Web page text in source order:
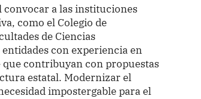
a las instituciones
como el Colegio de
de Ciencias
con experiencia en
contribuyan con propuestas
estatal. Modernizar el
impostergable para el